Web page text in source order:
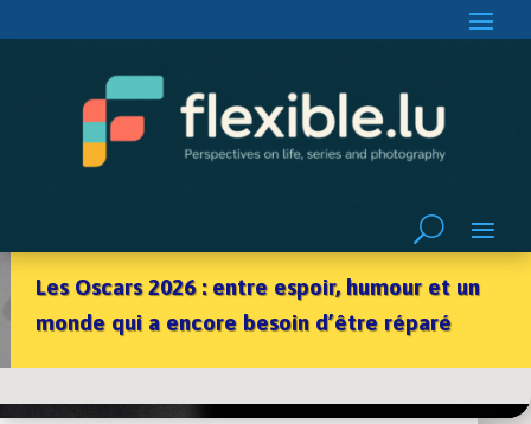
Les Oscars 2026 : entre espoir, humour et un
monde qui a encore besoin d’être réparé